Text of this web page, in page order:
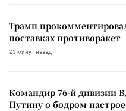
Трамп
поставках противоракет
25 минут назад
Командир 76-й дивизии
Путину о бодром